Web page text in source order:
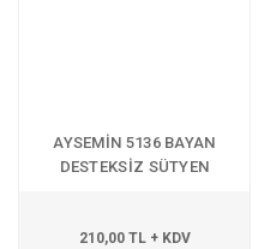
AYSEMİN 5136 BAYAN
DESTEKSİZ SÜTYEN
210,00 TL + KDV